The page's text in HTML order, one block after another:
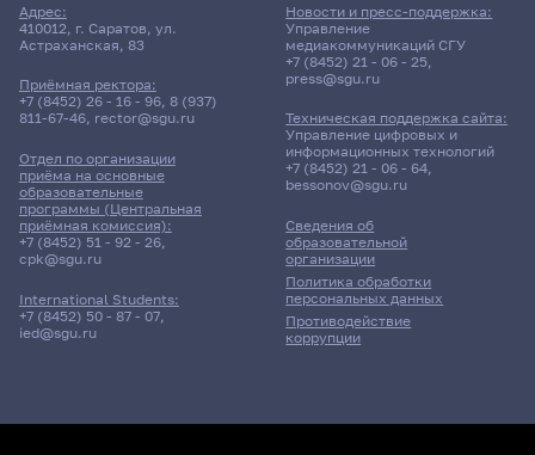
Адрес:
410012, г. Саратов, ул.
Астраханская, 83
Приёмная ректора:
+7 (8452) 26 - 16 - 96, 8 (937)
811-67-46, rector@sgu.ru
Отдел по организации
приёма на основные
образовательные
программы (Центральная
приёмная комиссия):
+7 (8452) 51 - 92 - 26,
cpk@sgu.ru
International Students:
+7 (8452) 50 - 87 - 07,
ied@sgu.ru
Сведения об
образовательной
организации
Политика обработки
персональных данных
Противодействие
коррупции
Новости и пресс-поддержка:
Управление
медиакоммуникаций СГУ
+7 (8452) 21 - 06 - 25,
press@sgu.ru
Техническая поддержка сайта:
Управление цифровых и
информационных технологий
+7 (8452) 21 - 06 - 64,
bessonov@sgu.ru